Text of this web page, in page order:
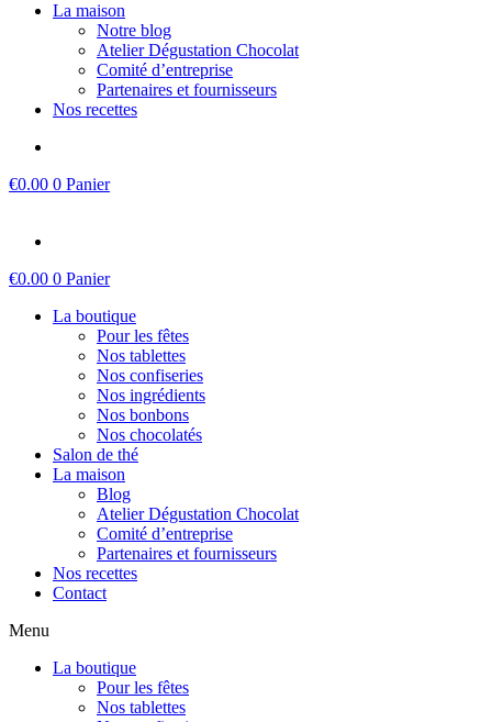
La maison
Notre blog
Atelier Dégustation Chocolat
Comité d’entreprise
Partenaires et fournisseurs
Nos recettes
€0.00 0 Panier
€0.00 0 Panier
La boutique
Pour les fêtes
Nos tablettes
Nos confiseries
Nos ingrédients
Nos bonbons
Nos chocolatés
Salon de thé
La maison
Blog
Atelier Dégustation Chocolat
Comité d’entreprise
Partenaires et fournisseurs
Nos recettes
Contact
Menu
La boutique
Pour les fêtes
Nos tablettes